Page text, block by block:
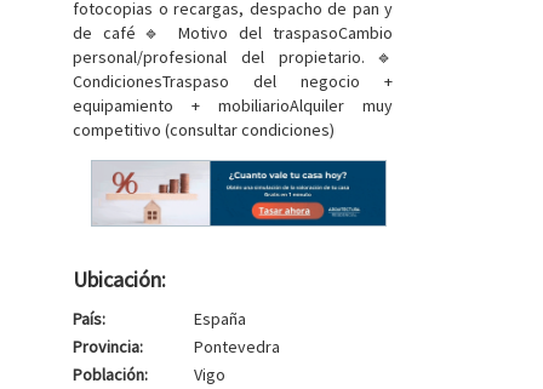
fotocopias o recargas, despacho de pan y
de café🔹 Motivo del traspasoCambio
personal/profesional del propietario.🔹
CondicionesTraspaso del negocio +
equipamiento + mobiliarioAlquiler muy
competitivo (consultar condiciones)
Ubicación:
País:
España
Provincia:
Pontevedra
Población:
Vigo